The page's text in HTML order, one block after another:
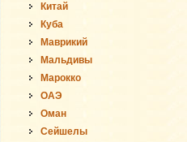
Китай
Куба
Маврикий
Мальдивы
Марокко
ОАЭ
Оман
Сейшелы